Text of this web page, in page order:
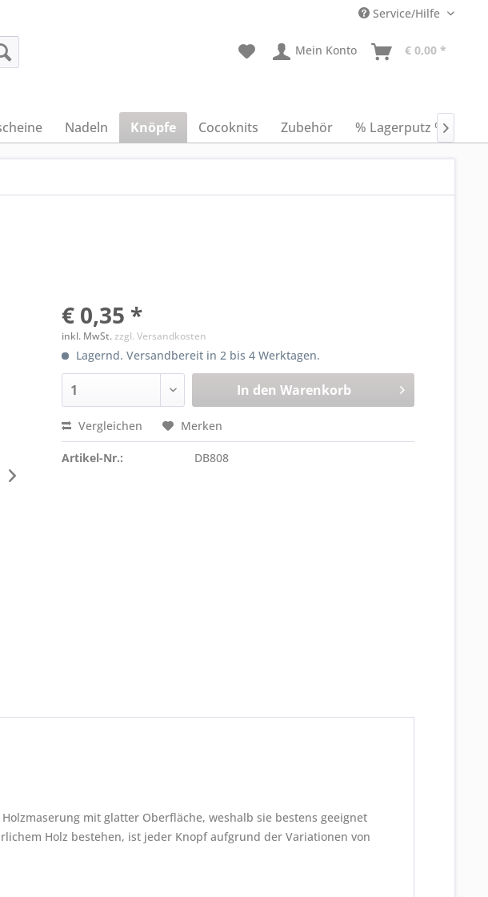
Service/Hilfe
Mein Konto € 0,00 *
Nadeln Knöpfe Cocoknits Zubehör % Lagerputz %
€ 0,35 *
inkl. MwSt.zzgl. Versandkosten
Lagernd. Versandbereit in 2 bis 4 Werktagen.
In den Warenkorb
Vergleichen Merken
Artikel-Nr.: DB808
mit glatter Oberfläche, weshalb sie bestens geeignet
Holz bestehen, ist jeder Knopf aufgrund der Variationen von